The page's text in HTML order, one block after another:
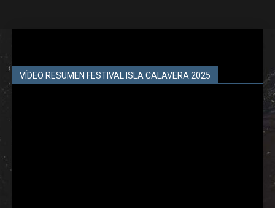
VÍDEO RESUMEN FESTIVAL ISLA CALAVERA 2025